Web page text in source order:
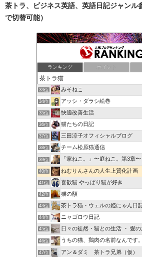
茶トラ、ビジネス英語、英語日記ジャンル
で切替可能）
ランキング ポイント
33位 みそねこ
34位 アッシ・ダラシ絵巻
35位 快適改善生活
36位 猫たちの日記
37位 三田涼子オフィシャルブログ
38位 チーム松原猫通信
39位 「家ねこ。」〜庭ねこ。第3章〜
40位 ねむりんさんの人生上質化計画
41位 喜歓猫 やっぱり猫が好き
42位 猫の額
43位 茶トラ猫・ウェルの姫にゃん日
44位 ニャゴロウ日記
45位 日々の徒然・猫との生活 ・ 愛の
46位 うちの猫、鶏肉の名前なんです。
47位 アン＆ダミ 茶トラ兄弟（仮）